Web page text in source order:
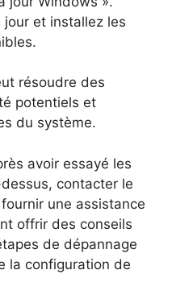
et installez les
résoudre des
potentiels et
du système.
avoir essayé les
contacter le
une assistance
offrir des conseils
de dépannage
la configuration de